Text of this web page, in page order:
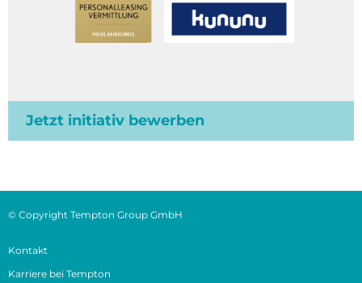
Jetzt initiativ bewerben
© Copyright Tempton Group GmbH
Kontakt
Karriere bei Tempton